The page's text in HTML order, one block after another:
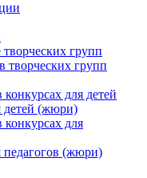
групп
творческих групп
для детей
детей (жюри)
для
педагогов (жюри)